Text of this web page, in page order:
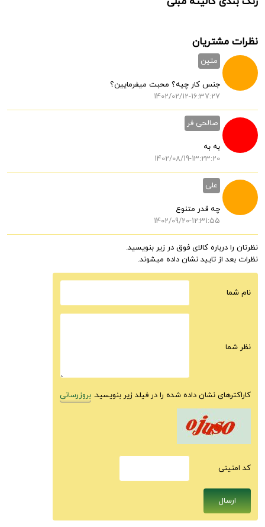
نظرات مشتریان
متین
جنس کار چیه؟ محبت میفرمایین؟
1402/02/12-16:37:27
صالحی فر
به به
1402/08/19-13:23:20
علی
چه قدر متنوع
1402/09/20-12:31:55
نظرتان را درباره کالای فوق در زیر بنویسید.
نظرات بعد از تایید نشان داده میشوند.
نام شما
نظر شما
کاراکترهای نشان داده شده را در فیلد زیر بنویسید. بروزرسانی
كد امنيتى